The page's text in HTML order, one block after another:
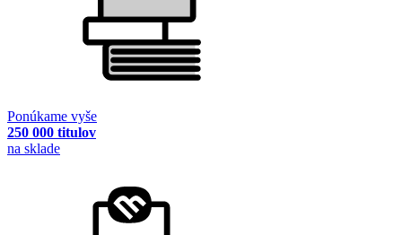
Ponúkame vyše
250 000 titulov
na sklade